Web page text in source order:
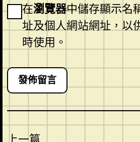
在瀏覽器中儲存顯示名
址及個人網站網址，以
時使用。